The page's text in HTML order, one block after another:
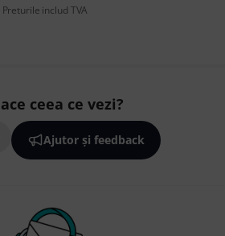
Preturile includ TVA
ceea ce vezi?
Ajutor și feedback